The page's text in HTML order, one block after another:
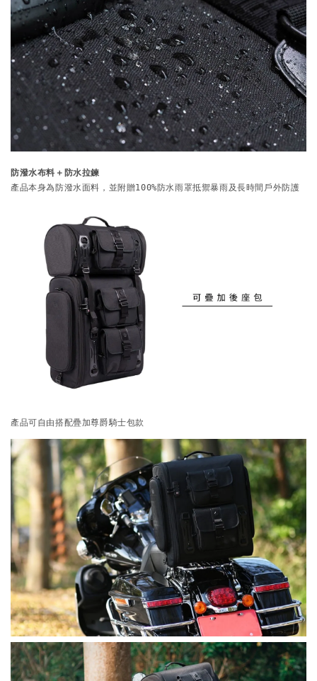
防潑水布料＋防水拉鍊
產品本身為防潑水面料，並附贈100%防水雨罩抵禦暴雨及長時間戶外防護
產品可自由搭配疊加尊爵騎士包款